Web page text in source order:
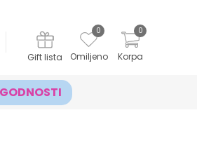
Korpa
0
Omiljeno
0
Gift lista